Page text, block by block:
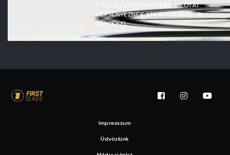
A VILÁG LEGTÖKÖSEBB PILÓTÁI
VERSENYEZNEK MAJD EZEKKEL A
GÉPEKKEL
Impresszum
Üdvözlünk